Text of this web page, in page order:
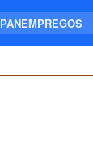
PANEMPREGOS